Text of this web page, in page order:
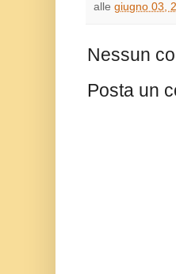
alle giugno 03,
Nessun
Posta un